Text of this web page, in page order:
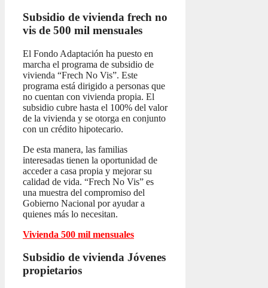
Subsidio de vivienda frech no
vis de 500 mil mensuales
El Fondo Adaptación ha puesto en
marcha el programa de subsidio de
vivienda “Frech No Vis”. Este
programa está dirigido a personas que
no cuentan con vivienda propia. El
subsidio cubre hasta el 100% del valor
de la vivienda y se otorga en conjunto
con un crédito hipotecario.
De esta manera, las familias
interesadas tienen la oportunidad de
acceder a casa propia y mejorar su
calidad de vida. “Frech No Vis” es
una muestra del compromiso del
Gobierno Nacional por ayudar a
quienes más lo necesitan.
Vivienda 500 mil mensuales
Subsidio de vivienda Jóvenes
propietarios